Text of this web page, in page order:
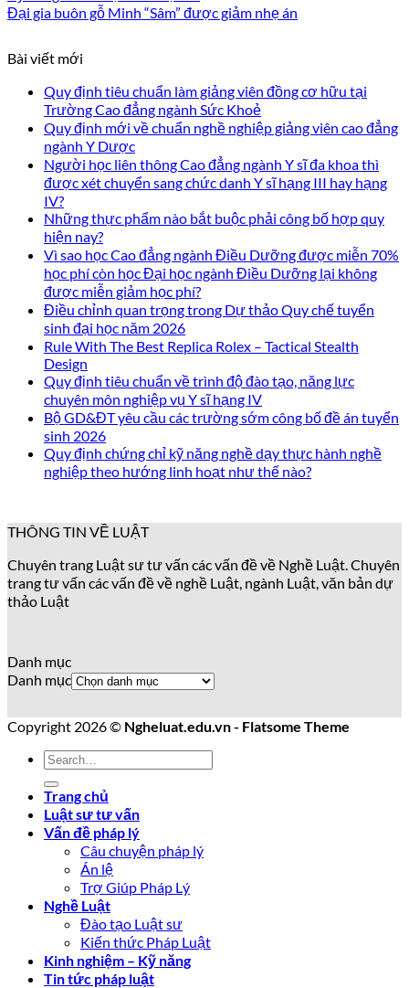
Đại gia buôn gỗ Minh “Sâm” được giảm nhẹ án
Bài viết mới
Quy định tiêu chuẩn làm giảng viên đồng cơ hữu tại
Trường Cao đẳng ngành Sức Khoẻ
Quy định mới về chuẩn nghề nghiệp giảng viên cao đẳng
ngành Y Dược
Người học liên thông Cao đẳng ngành Y sĩ đa khoa thì
được xét chuyển sang chức danh Y sĩ hạng III hay hạng
IV?
Những thực phẩm nào bắt buộc phải công bố hợp quy
hiện nay?
Vì sao học Cao đẳng ngành Điều Dưỡng được miễn 70%
học phí còn học Đại học ngành Điều Dưỡng lại không
được miễn giảm học phí?
Điều chỉnh quan trọng trong Dự thảo Quy chế tuyển
sinh đại học năm 2026
Rule With The Best Replica Rolex – Tactical Stealth
Design
Quy định tiêu chuẩn về trình độ đào tạo, năng lực
chuyên môn nghiệp vụ Y sĩ hạng IV
Bộ GD&ĐT yêu cầu các trường sớm công bố đề án tuyển
sinh 2026
Quy định chứng chỉ kỹ năng nghề dạy thực hành nghề
nghiệp theo hướng linh hoạt như thế nào?
THÔNG TIN VỀ LUẬT
Chuyên trang Luật sư tư vấn các vấn đề về Nghề Luật. Chuyên
trang tư vấn các vấn đề về nghề Luật, ngành Luật, văn bản dự
thảo Luật
Danh mục
Danh mục
Copyright 2026 © Ngheluat.edu.vn - Flatsome Theme
Trang chủ
Luật sư tư vấn
Vấn đề pháp lý
Câu chuyện pháp lý
Án lệ
Trợ Giúp Pháp Lý
Nghề Luật
Đào tạo Luật sư
Kiến thức Pháp Luật
Kinh nghiệm – Kỹ năng
Tin tức pháp luật